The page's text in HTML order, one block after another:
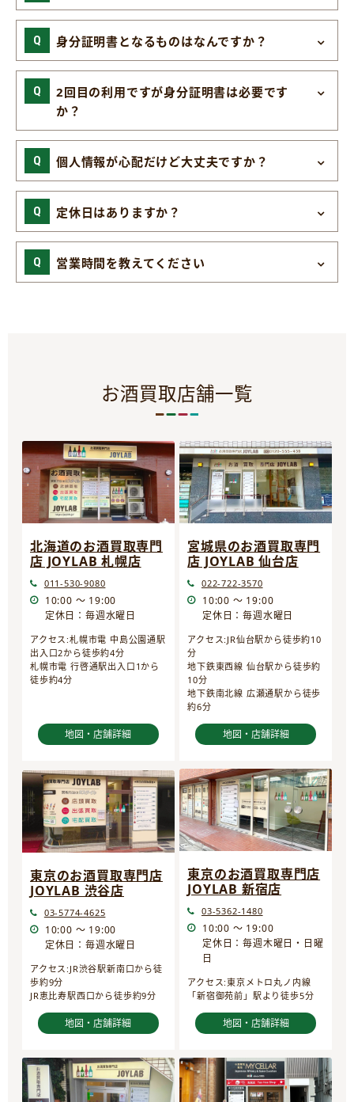
身分証明書となるものはなんですか？
2回目の利用ですが身分証明書は必要です
か？
個人情報が心配だけど大丈夫ですか？
定休日はありますか？
営業時間を教えてください
お酒買取店舗一覧
北海道のお酒買取専門
店 JOYLAB 札幌店
011-530-9080
10:00 ～ 19:00
定休日：毎週水曜日
アクセス:札幌市電 中島公園通駅
出入口2から徒歩約4分
札幌市電 行啓通駅出入口1から
徒歩約4分
地図・店舗詳細
宮城県のお酒買取専門
店 JOYLAB 仙台店
022-722-3570
10:00 ～ 19:00
定休日：毎週水曜日
アクセス:JR仙台駅から徒歩約10
分
地下鉄東西線 仙台駅から徒歩約
10分
地下鉄南北線 広瀬通駅から徒歩
約6分
地図・店舗詳細
東京のお酒買取専門店
JOYLAB 渋谷店
03-5774-4625
10:00 ～ 19:00
定休日：毎週水曜日
アクセス:JR渋谷駅新南口から徒
歩約9分
JR恵比寿駅西口から徒歩約9分
地図・店舗詳細
東京のお酒買取専門店
JOYLAB 新宿店
03-5362-1480
10:00 ～ 19:00
定休日：毎週木曜日・日曜
日
アクセス:東京メトロ丸ノ内線
「新宿御苑前」駅より徒歩5分
地図・店舗詳細